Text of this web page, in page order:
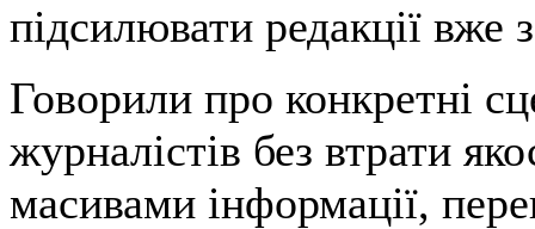
підсилювати редакції вже
Говорили про конкретні
журналістів без втрати
масивами інформації,